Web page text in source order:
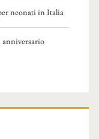
neonati in Italia
anniversario